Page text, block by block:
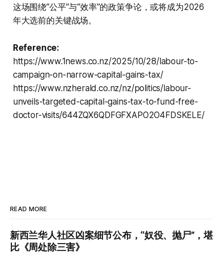
这场围绕“公平”与“效率”的政策争论，或将成为2026
年大选前的关键战场。
Reference:
https://www.1news.co.nz/2025/10/28/labour-to-
campaign-on-narrow-capital-gains-tax/
https://www.nzherald.co.nz/nz/politics/labour-
unveils-targeted-capital-gains-tax-to-fund-free-
doctor-visits/644ZQX6QDFGFXAPO2O4FDSKELE/
READ MORE
新西兰华人社区凶案细节公布，“奴役、抛尸”，堪
比《周处除三害》